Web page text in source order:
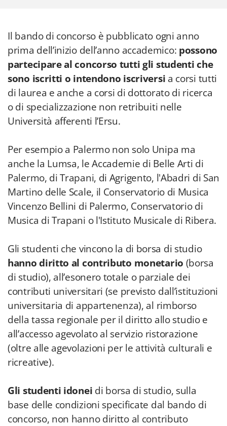
Il bando di concorso è pubblicato ogni anno
prima dell’inizio dell’anno accademico: possono
partecipare al concorso tutti gli studenti che
sono iscritti o intendono iscriversi a corsi tutti
di laurea e anche a corsi di dottorato di ricerca
o di specializzazione non retribuiti nelle
Università afferenti l’Ersu.
Per esempio a Palermo non solo Unipa ma
anche la Lumsa, le Accademie di Belle Arti di
Palermo, di Trapani, di Agrigento, l'Abadri di San
Martino delle Scale, il Conservatorio di Musica
Vincenzo Bellini di Palermo, Conservatorio di
Musica di Trapani o l'Istituto Musicale di Ribera.
Gli studenti che vincono la di borsa di studio
hanno diritto al contributo monetario (borsa
di studio), all’esonero totale o parziale dei
contributi universitari (se previsto dall’istituzioni
universitaria di appartenenza), al rimborso
della tassa regionale per il diritto allo studio e
all’accesso agevolato al servizio ristorazione
(oltre alle agevolazioni per le attività culturali e
ricreative).
Gli studenti idonei di borsa di studio, sulla
base delle condizioni specificate dal bando di
concorso, non hanno diritto al contributo